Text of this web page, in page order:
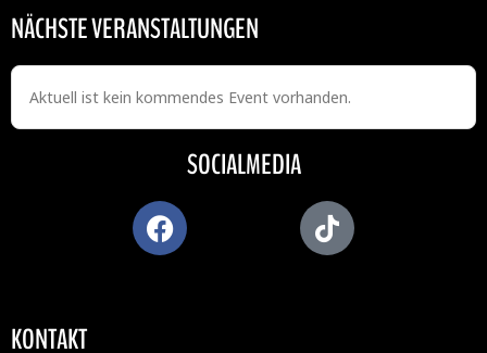
NÄCHSTE VERANSTALTUNGEN
Aktuell ist kein kommendes Event vorhanden.
SOCIALMEDIA
KONTAKT